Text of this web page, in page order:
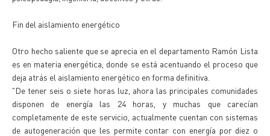
Fin del aislamiento energético
Otro hecho saliente que se aprecia en el departamento Ramón Lista
es en materia energética, donde se está acentuando el proceso que
deja atrás el aislamiento energético en forma definitiva.
"De tener seis o siete horas luz, ahora las principales comunidades
disponen de energía las 24 horas, y muchas que carecían
completamente de este servicio, actualmente cuentan con sistemas
de autogeneración que les permite contar con energía por diez o